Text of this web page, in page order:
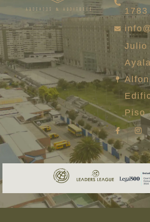
1783
Julio
Piso